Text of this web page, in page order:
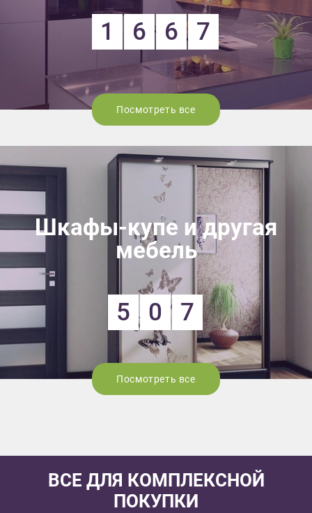
1 6 6 7
Посмотреть все
Шкафы-купе и другая
мебель
5 0 7
Посмотреть все
ВСЕ ДЛЯ КОМПЛЕКСНОЙ
ПОКУПКИ